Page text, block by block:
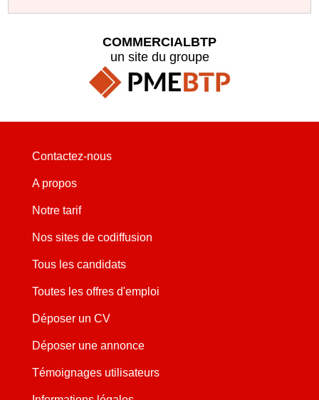
COMMERCIALBTP
un site du groupe
Contactez-nous
A propos
Notre tarif
Nos sites de codiffusion
Tous les candidats
Toutes les offres d'emploi
Déposer un CV
Déposer une annonce
Témoignages utilisateurs